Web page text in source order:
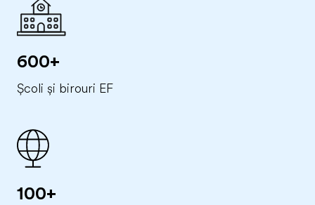
600+
Școli și birouri EF
100+